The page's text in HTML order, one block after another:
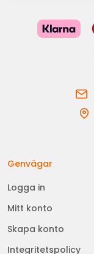
Genvägar
Logga in
Mitt konto
Skapa konto
Integritetspolicy